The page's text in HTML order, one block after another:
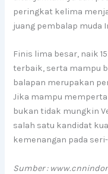
peringkat kelima
juang pembalap muda
Finis lima besar, naik
terbaik, serta mampu
balapan merupakan
Jika mampu
bukan tidak mungkin
salah satu kandidat
kemenangan pada
Sumber :